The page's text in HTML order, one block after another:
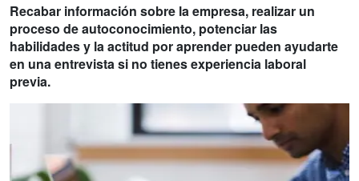
Recabar información sobre la empresa, realizar un
proceso de autoconocimiento, potenciar las
habilidades y la actitud por aprender pueden ayudarte
en una entrevista si no tienes experiencia laboral
previa.